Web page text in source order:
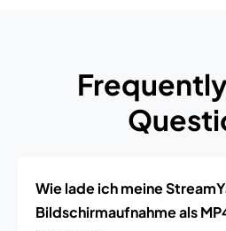
Wie lade ich meine
Bildschirmaufnahme als